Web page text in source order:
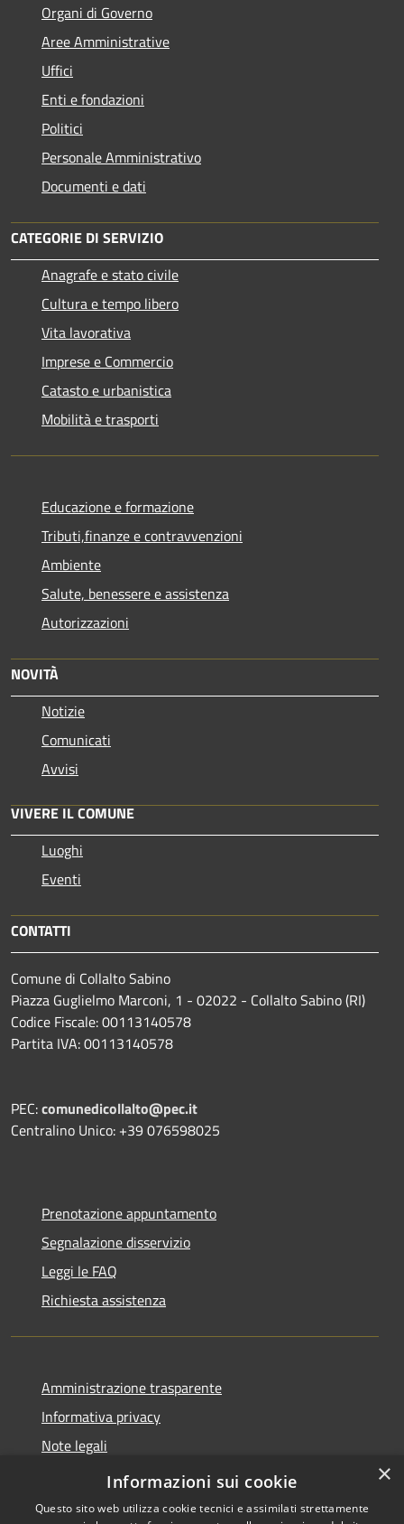
Organi di Governo
Aree Amministrative
Uffici
Enti e fondazioni
Politici
Personale Amministrativo
Documenti e dati
CATEGORIE DI SERVIZIO
Anagrafe e stato civile
Cultura e tempo libero
Vita lavorativa
Imprese e Commercio
Catasto e urbanistica
Mobilità e trasporti
Educazione e formazione
Tributi,finanze e contravvenzioni
Ambiente
Salute, benessere e assistenza
Autorizzazioni
NOVITÀ
Notizie
Comunicati
Avvisi
VIVERE IL COMUNE
Luoghi
Eventi
CONTATTI
Comune di Collalto Sabino
Piazza Guglielmo Marconi, 1 - 02022 - Collalto Sabino (RI)
Codice Fiscale: 00113140578
Partita IVA: 00113140578
PEC:comunedicollalto@pec.it
Centralino Unico: +39 076598025
Prenotazione appuntamento
Segnalazione disservizio
Leggi le FAQ
Richiesta assistenza
Amministrazione trasparente
Informativa privacy
Note legali
Dichiarazione di accessibilità
×
Informazioni sui cookie
Questo sito web utilizza cookie tecnici e assimilati strettamente